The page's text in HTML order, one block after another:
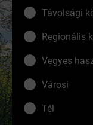
Távolsági
Regionális
Vegyes
Városi
Tél